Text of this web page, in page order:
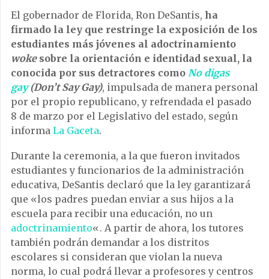
El gobernador de Florida, Ron DeSantis, ha
firmado la ley que restringe la exposición de los
estudiantes más jóvenes al adoctrinamiento
wokesobre la orientación e identidad sexual, la
conocida por sus detractores como No digas
gay (Don’t Say Gay), impulsada de manera personal
por el propio republicano, y refrendada el pasado
8 de marzo por el Legislativo del estado, según
informa La Gaceta.
Durante la ceremonia, a la que fueron invitados
estudiantes y funcionarios de la administración
educativa, DeSantis declaró que la ley garantizará
que «los padres puedan enviar a sus hijos a la
escuela para recibir una educación, no un
adoctrinamiento«. A partir de ahora, los tutores
también podrán demandar a los distritos
escolares si consideran que violan la nueva
norma, lo cual podrá llevar a profesores y centros